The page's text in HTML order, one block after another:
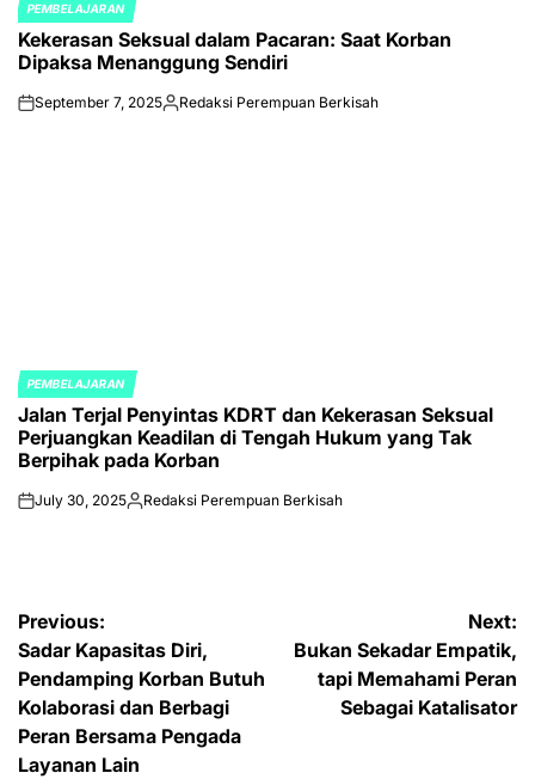
POSTED
IN
PEMBELAJARAN
Kekerasan Seksual dalam Pacaran: Saat Korban
Dipaksa Menanggung Sendiri
onSeptember 7, 2025Posted
Redaksi Perempuan Berkisah
POSTED
IN
PEMBELAJARAN
Jalan Terjal Penyintas KDRT dan Kekerasan Seksual
Perjuangkan Keadilan di Tengah Hukum yang Tak
Berpihak pada Korban
onJuly 30, 2025Posted
Redaksi Perempuan Berkisah
Post
navigation
Previous:
Sadar Kapasitas Diri,
Pendamping Korban Butuh
Kolaborasi dan Berbagi
Peran Bersama Pengada
Layanan Lain
Next:
Bukan Sekadar Empatik,
tapi Memahami Peran
Sebagai Katalisator